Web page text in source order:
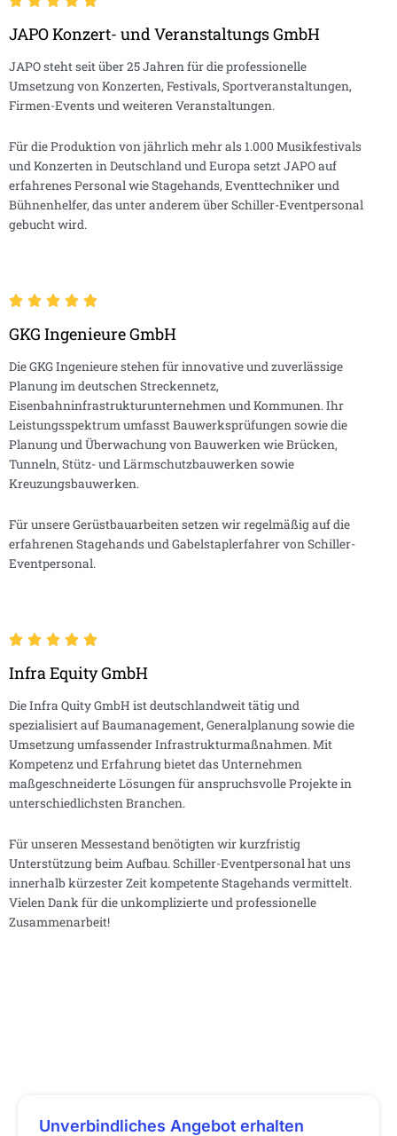
JAPO Konzert- und Veranstaltungs GmbH
JAPO steht seit über 25 Jahren für die professionelle
Umsetzung von Konzerten, Festivals, Sportveranstaltungen,
Firmen-Events und weiteren Veranstaltungen.
Für die Produktion von jährlich mehr als 1.000 Musikfestivals
und Konzerten in Deutschland und Europa setzt JAPO auf
erfahrenes Personal wie Stagehands, Eventtechniker und
Bühnenhelfer, das unter anderem über Schiller-Eventpersonal
gebucht wird.
GKG Ingenieure GmbH
Die GKG Ingenieure stehen für innovative und zuverlässige
Planung im deutschen Streckennetz,
Eisenbahninfrastrukturunternehmen und Kommunen. Ihr
Leistungsspektrum umfasst Bauwerksprüfungen sowie die
Planung und Überwachung von Bauwerken wie Brücken,
Tunneln, Stütz- und Lärmschutzbauwerken sowie
Kreuzungsbauwerken.
Für unsere Gerüstbauarbeiten setzen wir regelmäßig auf die
erfahrenen Stagehands und Gabelstaplerfahrer von Schiller-
Eventpersonal.
Infra Equity GmbH
Die Infra Quity GmbH ist deutschlandweit tätig und
spezialisiert auf Baumanagement, Generalplanung sowie die
Umsetzung umfassender Infrastrukturmaßnahmen. Mit
Kompetenz und Erfahrung bietet das Unternehmen
maßgeschneiderte Lösungen für anspruchsvolle Projekte in
unterschiedlichsten Branchen.
Für unseren Messestand benötigten wir kurzfristig
Unterstützung beim Aufbau. Schiller-Eventpersonal hat uns
innerhalb kürzester Zeit kompetente Stagehands vermittelt.
Vielen Dank für die unkomplizierte und professionelle
Zusammenarbeit!
Unverbindliches Angebot erhalten